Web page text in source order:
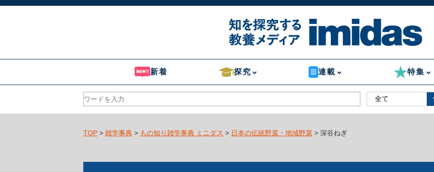
新着 探究 連載 特集
TOP > 雑学事典 > もの知り雑学事典 ミニダス > 日本の伝統野菜・地域野菜 > 深谷ねぎ